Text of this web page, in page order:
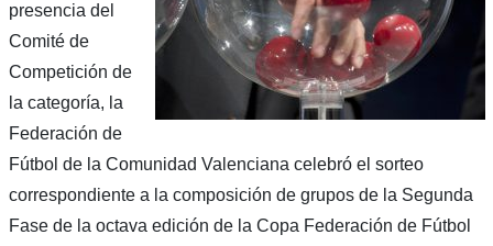
presencia del
Comité de
Competición de
la categoría, la
Federación de
Fútbol de la Comunidad Valenciana celebró el sorteo
correspondiente a la composición de grupos de la Segunda
Fase de la octava edición de la Copa Federación de Fútbol